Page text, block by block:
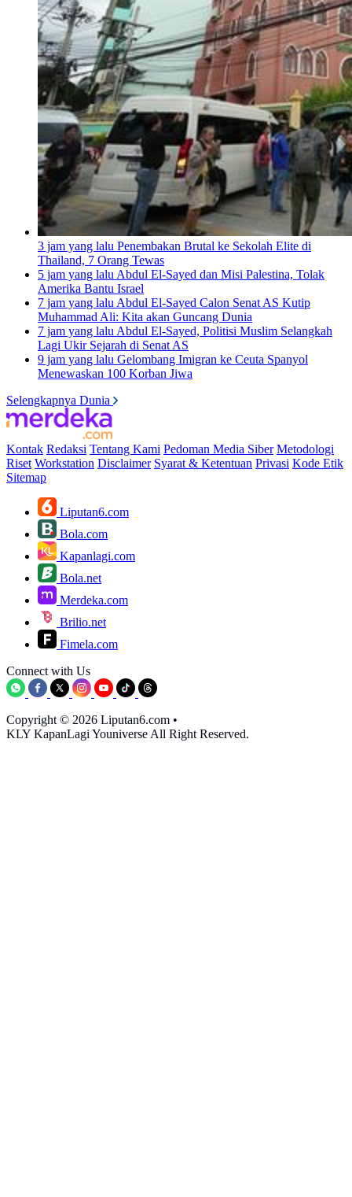
3 jam yang lalu Penembakan Brutal ke Sekolah Elite di
Thailand, 7 Orang Tewas
5 jam yang laluAbdul El-Sayed dan Misi Palestina, Tolak
Amerika Bantu Israel
7 jam yang laluAbdul El-Sayed Calon Senat AS Kutip
Muhammad Ali: Kita akan Guncang Dunia
7 jam yang laluAbdul El-Sayed, Politisi Muslim Selangkah
Lagi Ukir Sejarah di Senat AS
9 jam yang lalu Gelombang Imigran ke Ceuta Spanyol
Menewaskan 100 Korban Jiwa
Selengkapnya Dunia
Kontak Redaksi Tentang Kami Pedoman Media Siber Metodologi
Riset Workstation Disclaimer Syarat & Ketentuan Privasi Kode Etik
Sitemap
Liputan6.com
Bola.com
Kapanlagi.com
Bola.net
Merdeka.com
Brilio.net
Fimela.com
Connect with Us
Copyright © 2026 Liputan6.com •
KLY KapanLagi Youniverse All Right Reserved.